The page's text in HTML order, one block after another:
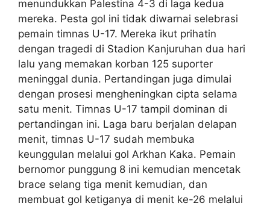
menundukkan Palestina 4-3 di laga kedua
mereka. Pesta gol ini tidak diwarnai selebrasi
pemain timnas U-17. Mereka ikut prihatin
dengan tragedi di Stadion Kanjuruhan dua hari
lalu yang memakan korban 125 suporter
meninggal dunia. Pertandingan juga dimulai
dengan prosesi mengheningkan cipta selama
satu menit. Timnas U-17 tampil dominan di
pertandingan ini. Laga baru berjalan delapan
menit, timnas U-17 sudah membuka
keunggulan melalui gol Arkhan Kaka. Pemain
bernomor punggung 8 ini kemudian mencetak
brace selang tiga menit kemudian, dan
membuat gol ketiganya di menit ke-26 melalui